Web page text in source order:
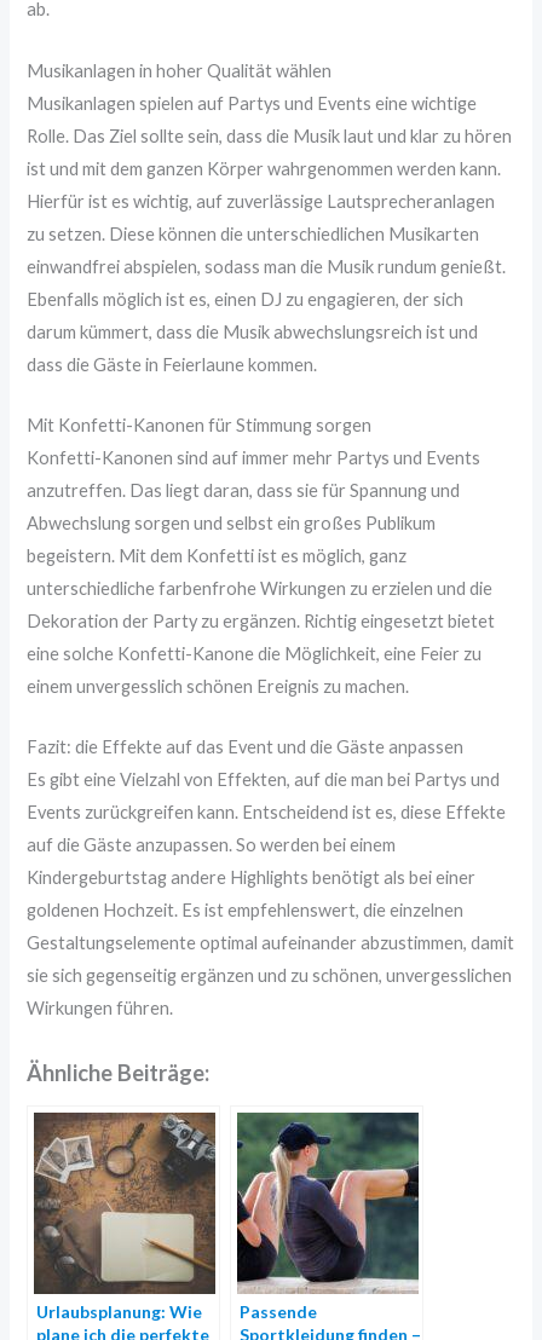
ab.
Musikanlagen in hoher Qualität wählen
Musikanlagen spielen auf Partys und Events eine wichtige
Rolle. Das Ziel sollte sein, dass die Musik laut und klar zu hören
ist und mit dem ganzen Körper wahrgenommen werden kann.
Hierfür ist es wichtig, auf zuverlässige Lautsprecheranlagen
zu setzen. Diese können die unterschiedlichen Musikarten
einwandfrei abspielen, sodass man die Musik rundum genießt.
Ebenfalls möglich ist es, einen DJ zu engagieren, der sich
darum kümmert, dass die Musik abwechslungsreich ist und
dass die Gäste in Feierlaune kommen.
Mit Konfetti-Kanonen für Stimmung sorgen
Konfetti-Kanonen sind auf immer mehr Partys und Events
anzutreffen. Das liegt daran, dass sie für Spannung und
Abwechslung sorgen und selbst ein großes Publikum
begeistern. Mit dem Konfetti ist es möglich, ganz
unterschiedliche farbenfrohe Wirkungen zu erzielen und die
Dekoration der Party zu ergänzen. Richtig eingesetzt bietet
eine solche Konfetti-Kanone die Möglichkeit, eine Feier zu
einem unvergesslich schönen Ereignis zu machen.
Fazit: die Effekte auf das Event und die Gäste anpassen
Es gibt eine Vielzahl von Effekten, auf die man bei Partys und
Events zurückgreifen kann. Entscheidend ist es, diese Effekte
auf die Gäste anzupassen. So werden bei einem
Kindergeburtstag andere Highlights benötigt als bei einer
goldenen Hochzeit. Es ist empfehlenswert, die einzelnen
Gestaltungselemente optimal aufeinander abzustimmen, damit
sie sich gegenseitig ergänzen und zu schönen, unvergesslichen
Wirkungen führen.
Ähnliche Beiträge:
Urlaubsplanung: Wie
plane ich die perfekte
Passende
Sportkleidung finden –